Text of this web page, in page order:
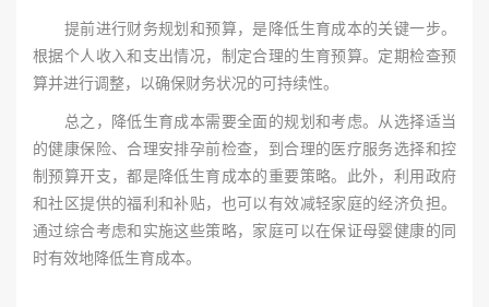
提前进行财务规划和预算，是降低生育成本的关键一步。
根据个人收入和支出情况，制定合理的生育预算。定期检查预
算并进行调整，以确保财务状况的可持续性。
总之，降低生育成本需要全面的规划和考虑。从选择适当
的健康保险、合理安排孕前检查，到合理的医疗服务选择和控
制预算开支，都是降低生育成本的重要策略。此外，利用政府
和社区提供的福利和补贴，也可以有效减轻家庭的经济负担。
通过综合考虑和实施这些策略，家庭可以在保证母婴健康的同
时有效地降低生育成本。